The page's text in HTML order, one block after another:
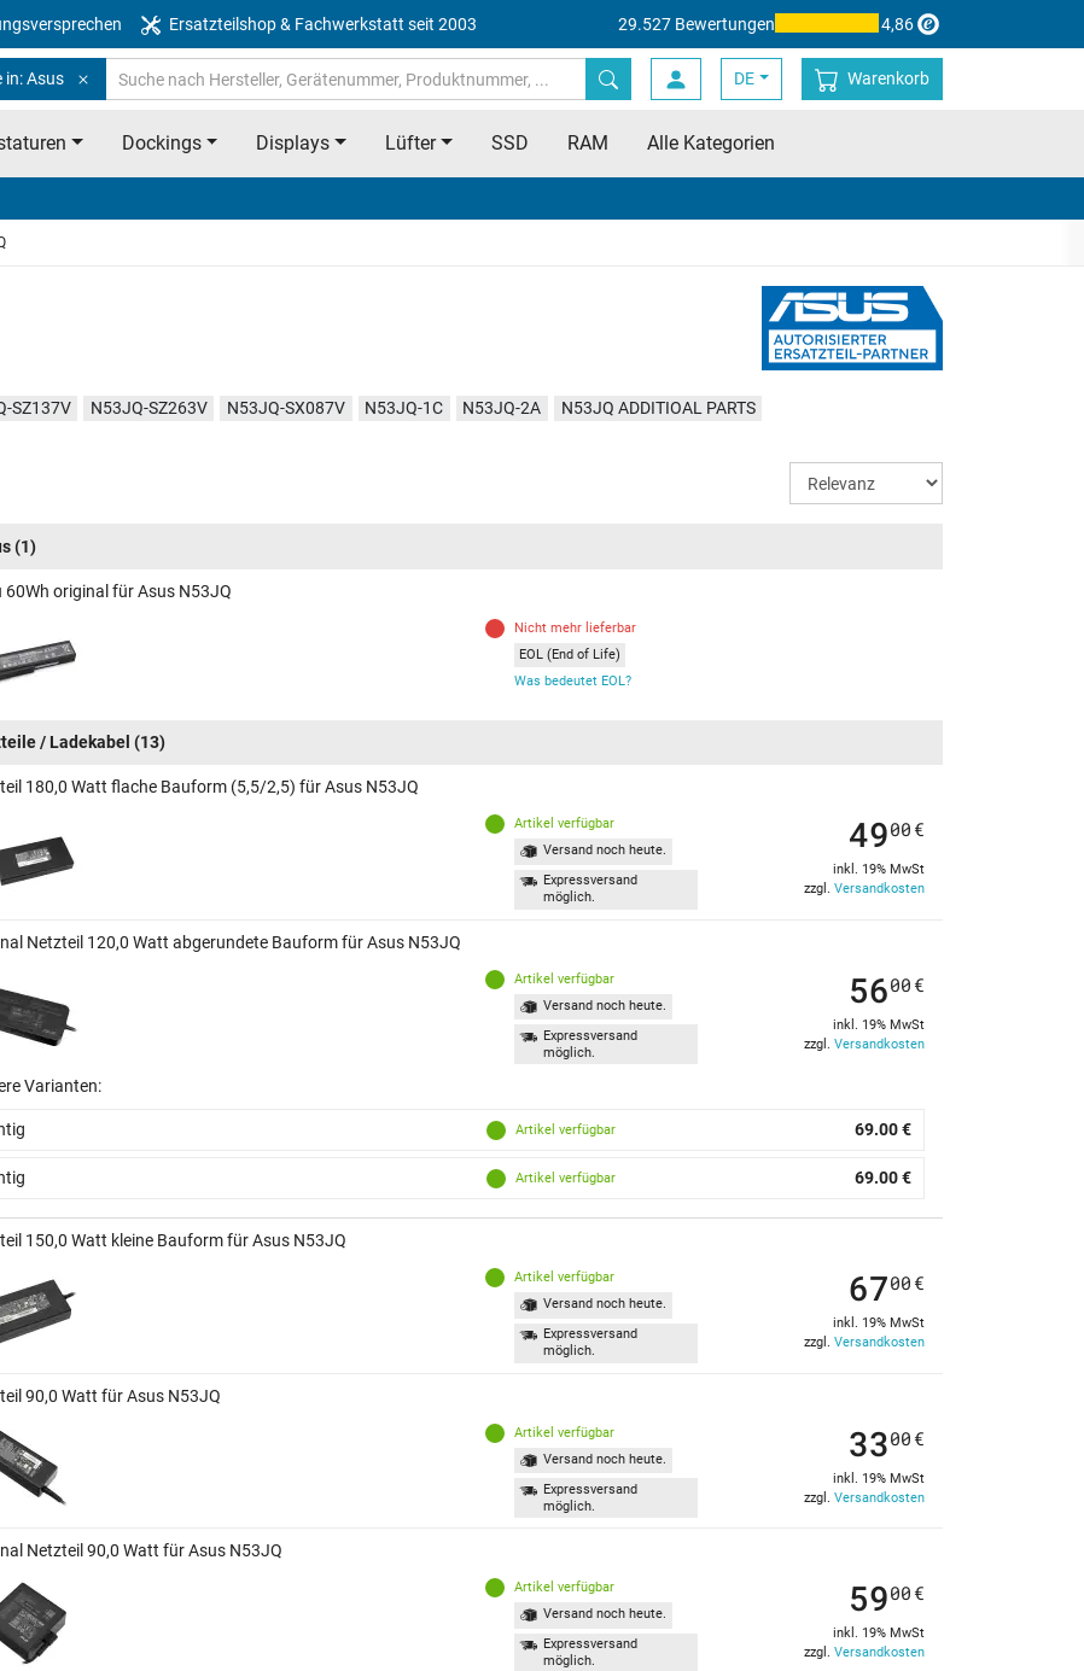
Ersatzteilshop & Fachwerkstatt seit 2003 29.527 Bewertungen 4,86
in: Asus DE Warenkorb
Dockings Displays Lüfter SSD RAM Alle Kategorien
SZ137V N53JQ-SZ263V N53JQ-SX087V N53JQ-1C N53JQ-2A N53JQ ADDITIOAL PARTS
(1)
60Wh original für Asus N53JQ
Nicht mehr lieferbar
EOL (End of Life)
Was bedeutet EOL?
/ Ladekabel (13)
180,0 Watt flache Bauform (5,5/2,5) für Asus N53JQ
Artikel verfügbar
Versand noch heute.
Expressversand
möglich.
4900 €
inkl. 19% MwSt
zzgl. Versandkosten
Netzteil 120,0 Watt abgerundete Bauform für Asus N53JQ
Artikel verfügbar
Versand noch heute.
Expressversand
möglich.
5600 €
inkl. 19% MwSt
zzgl. Versandkosten
Varianten:
Artikel verfügbar 69.00 €
Artikel verfügbar 69.00 €
150,0 Watt kleine Bauform für Asus N53JQ
Artikel verfügbar
Versand noch heute.
Expressversand
möglich.
6700 €
inkl. 19% MwSt
zzgl. Versandkosten
90,0 Watt für Asus N53JQ
Artikel verfügbar
Versand noch heute.
Expressversand
möglich.
3300 €
inkl. 19% MwSt
zzgl. Versandkosten
Netzteil 90,0 Watt für Asus N53JQ
Artikel verfügbar
Versand noch heute.
Expressversand
möglich.
5900 €
inkl. 19% MwSt
zzgl. Versandkosten